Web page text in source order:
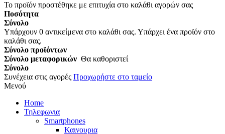
Το προϊόν προστέθηκε με επιτυχία στο καλάθι αγορών σας
Ποσότητα
Σύνολο
Υπάρχουν 0 αντικείμενα στο καλάθι σας. Υπάρχει ένα προϊόν στο
καλάθι σας.
Σύνολο προϊόντων
Σύνολο μεταφορικών Θα καθοριστεί
Σύνολο
Συνέχεια στις αγορές Προχωρήστε στο ταμείο
Μενού
Home
Τηλεφωνια
Smartphones
Καινουρια